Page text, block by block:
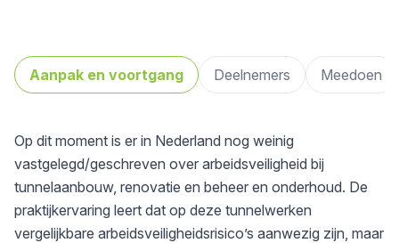
Aanpak en voortgang Deelnemers Meedoen
Op dit moment is er in Nederland nog weinig
vastgelegd/geschreven over arbeidsveiligheid bij
tunnelaanbouw, renovatie en beheer en onderhoud. De
praktijkervaring leert dat op deze tunnelwerken
vergelijkbare arbeidsveiligheidsrisico’s aanwezig zijn, maar